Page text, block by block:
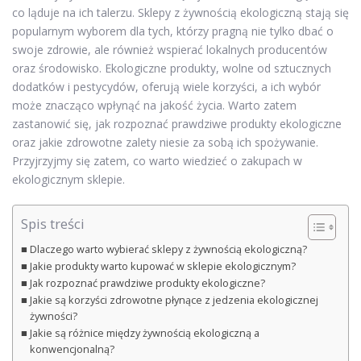
co ląduje na ich talerzu. Sklepy z żywnością ekologiczną stają się
popularnym wyborem dla tych, którzy pragną nie tylko dbać o
swoje zdrowie, ale również wspierać lokalnych producentów
oraz środowisko. Ekologiczne produkty, wolne od sztucznych
dodatków i pestycydów, oferują wiele korzyści, a ich wybór
może znacząco wpłynąć na jakość życia. Warto zatem
zastanowić się, jak rozpoznać prawdziwe produkty ekologiczne
oraz jakie zdrowotne zalety niesie za sobą ich spożywanie.
Przyjrzyjmy się zatem, co warto wiedzieć o zakupach w
ekologicznym sklepie.
Spis treści
Dlaczego warto wybierać sklepy z żywnością ekologiczną?
Jakie produkty warto kupować w sklepie ekologicznym?
Jak rozpoznać prawdziwe produkty ekologiczne?
Jakie są korzyści zdrowotne płynące z jedzenia ekologicznej
żywności?
Jakie są różnice między żywnością ekologiczną a
konwencjonalną?